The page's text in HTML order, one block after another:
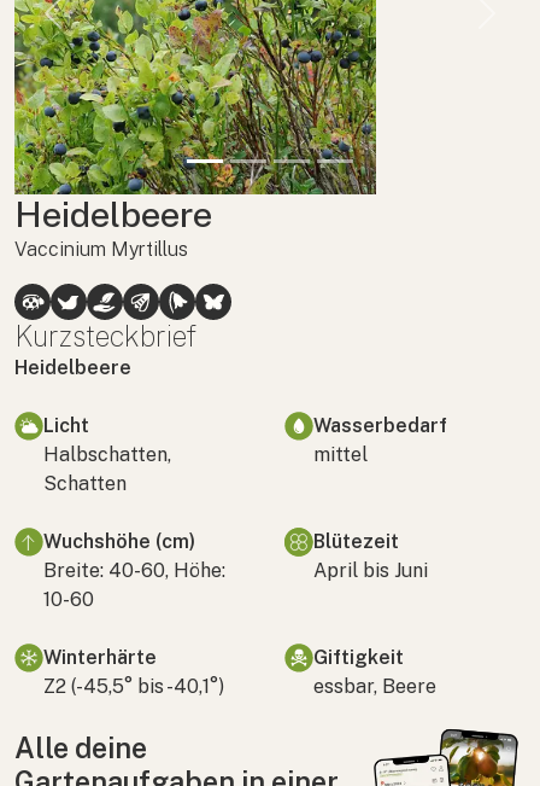
Previous
Heidelbeere
Vaccinium Myrtillus
Kurzsteckbrief
Heidelbeere
Licht
Halbschatten,
Schatten
Wasserbedarf
mittel
Wuchshöhe (cm)
Breite: 40-60, Höhe:
10-60
Blütezeit
April bis Juni
Winterhärte
Z2 (-45,5° bis -40,1°)
Giftigkeit
essbar, Beere
Alle deine